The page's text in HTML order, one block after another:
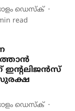
ഡെസ്ക്
read
ഇന്റലിജൻസ്
സുരക്ഷ
ഡെസ്ക്